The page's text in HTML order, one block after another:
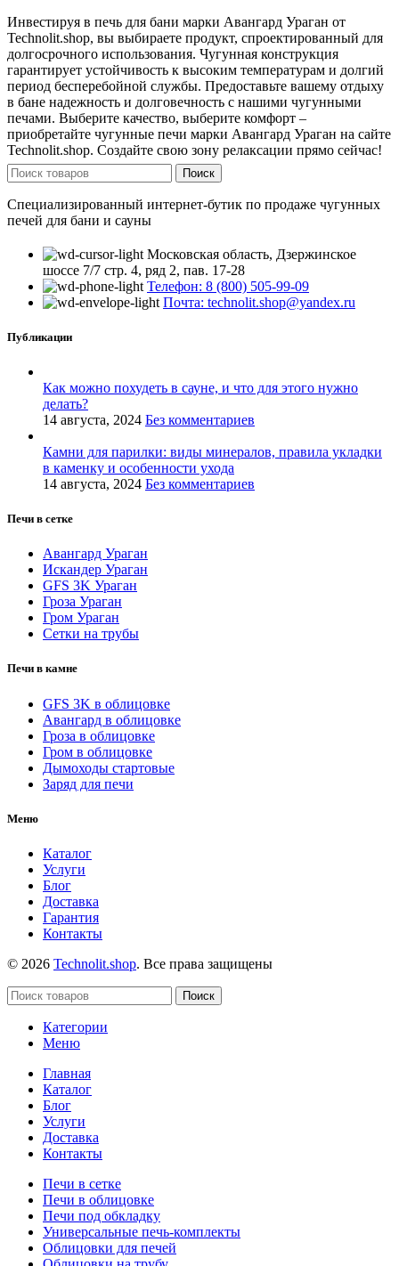
Инвестируя в печь для бани марки Авангард Ураган от
Technolit.shop, вы выбираете продукт, спроектированный для
долгосрочного использования. Чугунная конструкция
гарантирует устойчивость к высоким температурам и долгий
период бесперебойной службы. Предоставьте вашему отдыху
в бане надежность и долговечность с нашими чугунными
печами. Выберите качество, выберите комфорт –
приобретайте чугунные печи марки Авангард Ураган на сайте
Technolit.shop. Создайте свою зону релаксации прямо сейчас!
Поиск
Специализированный интернет-бутик по продаже чугунных
печей для бани и сауны
Московская область, Дзержинское
шоссе 7/7 стр. 4, ряд 2, пав. 17-28
Телефон: 8 (800) 505-99-09
Почта: technolit.shop@yandex.ru
Публикации
Как можно похудеть в сауне, и что для этого нужно
делать?
14 августа, 2024 Без комментариев
Камни для парилки: виды минералов, правила укладки
в каменку и особенности ухода
14 августа, 2024 Без комментариев
Печи в сетке
Авангард Ураган
Искандер Ураган
GFS 3K Ураган
Гроза Ураган
Гром Ураган
Сетки на трубы
Печи в камне
GFS 3K в облицовке
Авангард в облицовке
Гроза в облицовке
Гром в облицовке
Дымоходы стартовые
Заряд для печи
Меню
Каталог
Услуги
Блог
Доставка
Гарантия
Контакты
© 2026 Technolit.shop. Все права защищены
Поиск
Категории
Меню
Главная
Каталог
Блог
Услуги
Доставка
Контакты
Печи в сетке
Печи в облицовке
Печи под обкладку
Универсальные печь-комплекты
Облицовки для печей